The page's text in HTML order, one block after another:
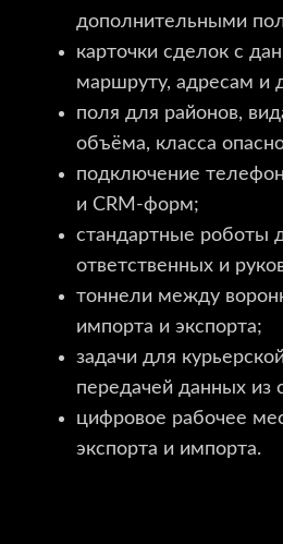
дополнительными
карточки сделок с
маршруту, адресам и
поля для районов,
объёма, класса
подключение
и CRM-форм;
стандартные роботы
ответственных и
тоннели между
импорта и экспорта;
задачи для
передачей данных из
цифровое рабочее
экспорта и импорта.